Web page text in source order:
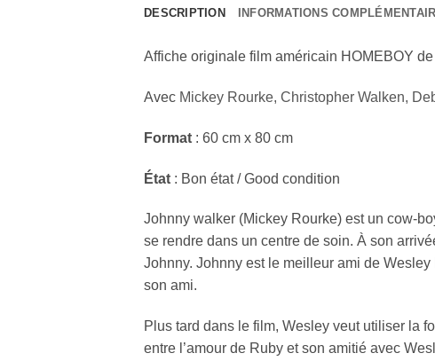
DESCRIPTION INFORMATIONS
Affiche originale film américain HOMEBOY de
Avec Mickey Rourke, Christopher Walken,
Format : 60 cm x 80 cm
État : Bon état / Good condition
Johnny walker (Mickey Rourke) est un cow-
se rendre dans un centre de soin. À son
Johnny. Johnny est le meilleur ami de Wesley
son ami.
Plus tard dans le film, Wesley veut utiliser la
entre l’amour de Ruby et son amitié avec